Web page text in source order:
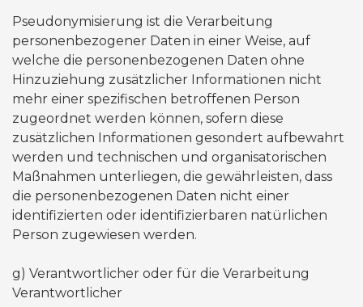
Pseudonymisierung ist die Verarbeitung
personenbezogener Daten in einer Weise, auf
welche die personenbezogenen Daten ohne
Hinzuziehung zusätzlicher Informationen nicht
mehr einer spezifischen betroffenen Person
zugeordnet werden können, sofern diese
zusätzlichen Informationen gesondert aufbewahrt
werden und technischen und organisatorischen
Maßnahmen unterliegen, die gewährleisten, dass
die personenbezogenen Daten nicht einer
identifizierten oder identifizierbaren natürlichen
Person zugewiesen werden.
​g) Verantwortlicher oder für die Verarbeitung
Verantwortlicher